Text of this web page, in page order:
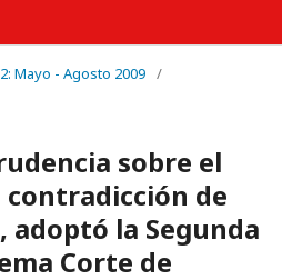
Mayo - Agosto 2009 /
sobre el
de
adoptó la Segunda
Corte de